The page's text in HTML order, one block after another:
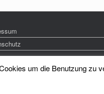
um die Benutzung zu